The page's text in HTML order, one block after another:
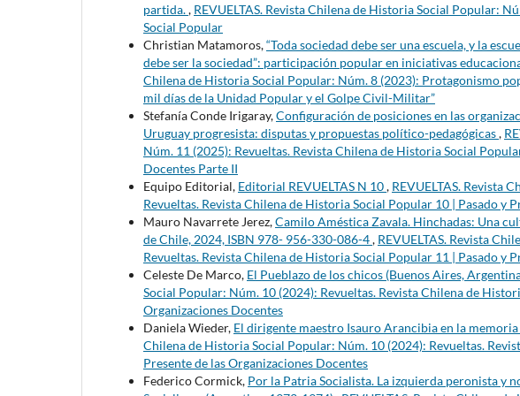
partida., REVUELTAS. Revista Chilena de Historia Social Popular:
Social Popular
Christian Matamoros,“Toda sociedad debe ser una escuela, y la
debe ser la sociedad”: participación popular en iniciativas
Chilena de Historia Social Popular: Núm. 8 (2023): Protagonismo
mil días de la Unidad Popular y el Golpe Civil-Militar”
Stefanía Conde Irigaray,Configuración de posiciones en las
Uruguay progresista: disputas y propuestas político-pedagógicas,
Núm. 11 (2025): Revueltas. Revista Chilena de Historia Social
Docentes Parte II
Equipo Editorial, Editorial REVUELTAS N 10, REVUELTAS. Revista
Revueltas. Revista Chilena de Historia Social Popular 10 | Pasado y
Mauro Navarrete Jerez,Camilo Améstica Zavala. Hinchadas: Una
de Chile, 2024, ISBN 978- 956-330-086-4, REVUELTAS. Revista
Revueltas. Revista Chilena de Historia Social Popular 11 | Pasado y
Celeste De Marco, El Pueblazo de los chicos (Buenos Aires,
Social Popular: Núm. 10 (2024): Revueltas. Revista Chilena de
Organizaciones Docentes
Daniela Wieder, El dirigente maestro Isauro Arancibia en la
Chilena de Historia Social Popular: Núm. 10 (2024): Revueltas.
Presente de las Organizaciones Docentes
Federico Cormick, Por la Patria Socialista. La izquierda peronista y